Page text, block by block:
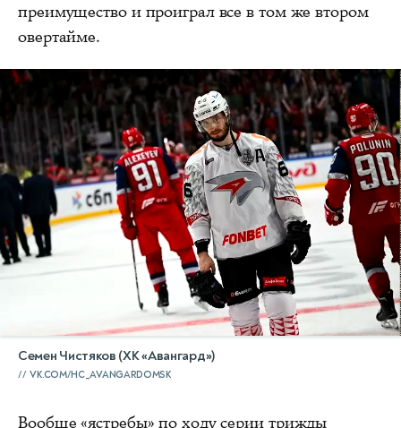
преимущество и проиграл все в том же втором
овертайме.
Семен Чистяков (ХК «Авангард»)
VK.COM/HC_AVANGARDOMSK
Вообще «ястребы» по ходу серии трижды